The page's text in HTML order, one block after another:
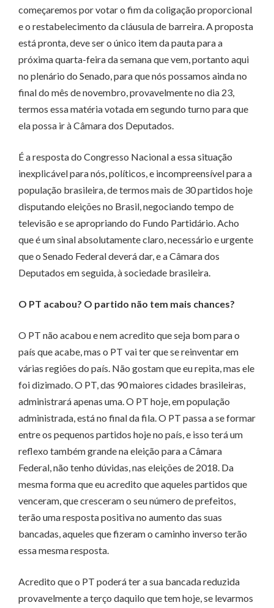
começaremos por votar o fim da coligação proporcional
e o restabelecimento da cláusula de barreira. A proposta
está pronta, deve ser o único item da pauta para a
próxima quarta-feira da semana que vem, portanto aqui
no plenário do Senado, para que nós possamos ainda no
final do mês de novembro, provavelmente no dia 23,
termos essa matéria votada em segundo turno para que
ela possa ir à Câmara dos Deputados.
É a resposta do Congresso Nacional a essa situação
inexplicável para nós, políticos, e incompreensível para a
população brasileira, de termos mais de 30 partidos hoje
disputando eleições no Brasil, negociando tempo de
televisão e se apropriando do Fundo Partidário. Acho
que é um sinal absolutamente claro, necessário e urgente
que o Senado Federal deverá dar, e a Câmara dos
Deputados em seguida, à sociedade brasileira.
O PT acabou? O partido não tem mais chances?
O PT não acabou e nem acredito que seja bom para o
país que acabe, mas o PT vai ter que se reinventar em
várias regiões do país. Não gostam que eu repita, mas ele
foi dizimado. O PT, das 90 maiores cidades brasileiras,
administrará apenas uma. O PT hoje, em população
administrada, está no final da fila. O PT passa a se formar
entre os pequenos partidos hoje no país, e isso terá um
reflexo também grande na eleição para a Câmara
Federal, não tenho dúvidas, nas eleições de 2018. Da
mesma forma que eu acredito que aqueles partidos que
venceram, que cresceram o seu número de prefeitos,
terão uma resposta positiva no aumento das suas
bancadas, aqueles que fizeram o caminho inverso terão
essa mesma resposta.
Acredito que o PT poderá ter a sua bancada reduzida
provavelmente a terço daquilo que tem hoje, se levarmos